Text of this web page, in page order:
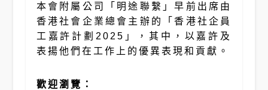
本會附屬公司「明途聯繫」早前出席由
香港社會企業總會主辦的「香港社企員
工嘉許計劃2025」，其中，以嘉許及
表揚他們在工作上的優異表現和貢獻。
歡迎瀏覽：